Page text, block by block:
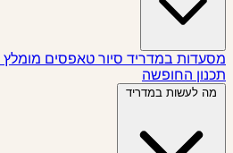
מסעדות במדריד סיור טאפסים מומלץ
תכנון החופשה
מה לעשות במדריד